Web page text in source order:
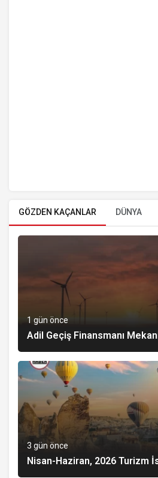
GÖZDEN KAÇANLAR DÜNYA
1 gün önce
Adil Geçiş Finansmanı
3 gün önce
Nisan-Haziran, 2026 Turizm